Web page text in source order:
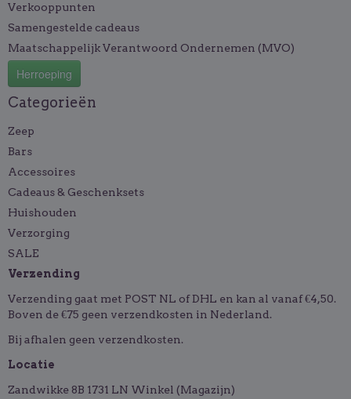
Verkooppunten
Samengestelde cadeaus
Maatschappelijk Verantwoord Ondernemen (MVO)
Herroeping
Categorieën
Zeep
Bars
Accessoires
Cadeaus & Geschenksets
Huishouden
Verzorging
SALE
Verzending
Verzending gaat met POST NL of DHL en kan al vanaf €4,50.
Boven de €75 geen verzendkosten in Nederland.
Bij afhalen geen verzendkosten.
Locatie
Zandwikke 8B 1731 LN Winkel (Magazijn)